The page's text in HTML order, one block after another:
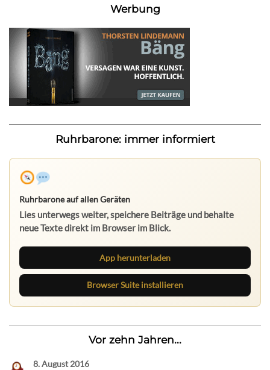
Werbung
Ruhrbarone: immer informiert
Ruhrbarone auf allen Geräten
Lies unterwegs weiter, speichere Beiträge und behalte
neue Texte direkt im Browser im Blick.
App herunterladen
Browser Suite installieren
Vor zehn Jahren...
8. August 2016